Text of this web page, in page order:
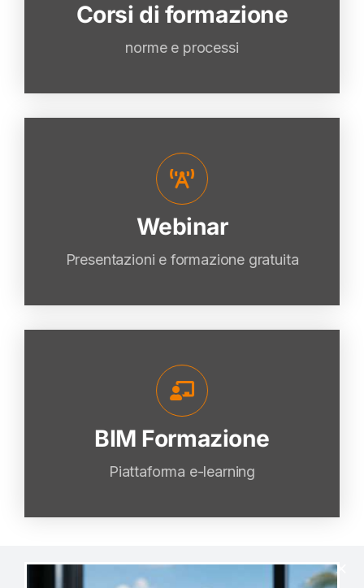
Corsi di formazione
norme e processi
VAI
Webinar
Presentazioni e formazione gratuita
Webinar
VAI
BIM Formazione
Piattaforma e-learning
BIM Formazione